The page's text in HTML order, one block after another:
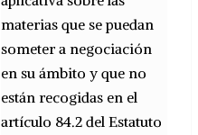
materias que se puedan
someter a negociación
en su ámbito y que no
están recogidas en el
artículo 84.2 del Estatuto